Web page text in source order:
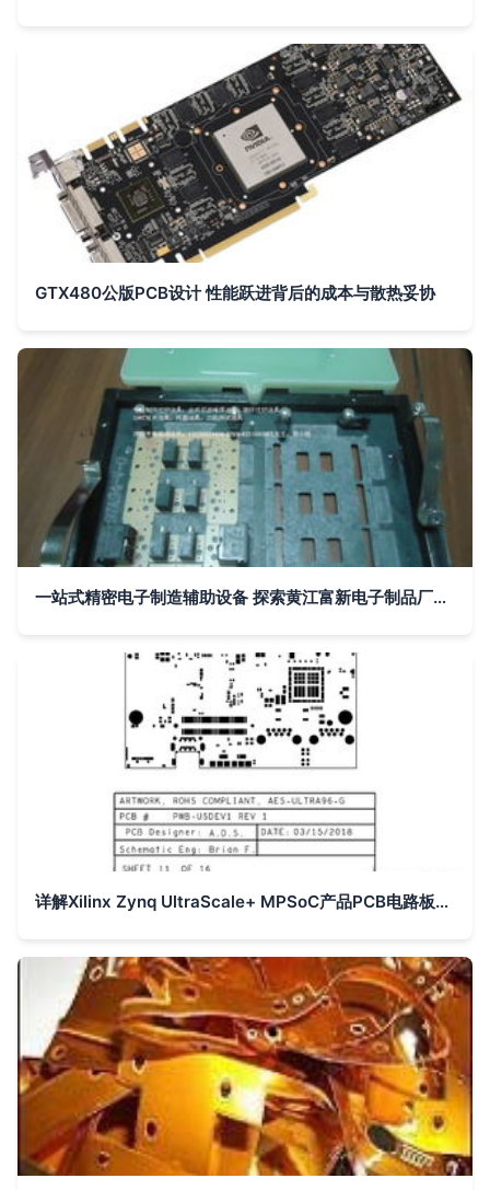
GTX480公版PCB设计 性能跃进背后的成本与散热妥协
一站式精密电子制造辅助设备 探索黄江富新电子制品厂的PCB解决方案
详解Xilinx Zynq UltraScale+ MPSoC产品PCB电路板设计